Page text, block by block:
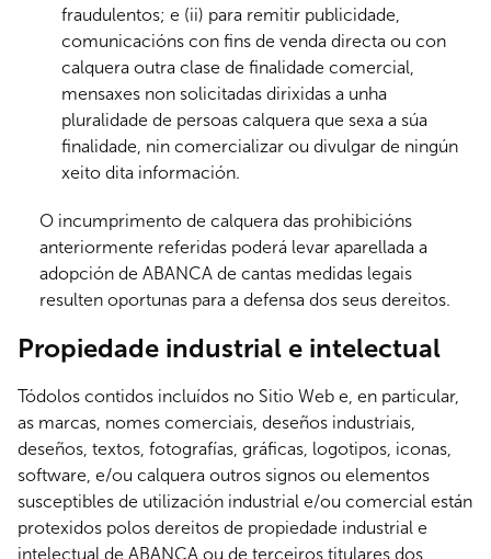
fraudulentos; e (ii) para remitir publicidade,
comunicacións con fins de venda directa ou con
calquera outra clase de finalidade comercial,
mensaxes non solicitadas dirixidas a unha
pluralidade de persoas calquera que sexa a súa
finalidade, nin comercializar ou divulgar de ningún
xeito dita información.
O incumprimento de calquera das prohibicións
anteriormente referidas poderá levar aparellada a
adopción de ABANCA de cantas medidas legais
resulten oportunas para a defensa dos seus dereitos.
Propiedade industrial e intelectual
Tódolos contidos incluídos no Sitio Web e, en particular,
as marcas, nomes comerciais, deseños industriais,
deseños, textos, fotografías, gráficas, logotipos, iconas,
software, e/ou calquera outros signos ou elementos
susceptibles de utilización industrial e/ou comercial están
protexidos polos dereitos de propiedade industrial e
intelectual de ABANCA ou de terceiros titulares dos